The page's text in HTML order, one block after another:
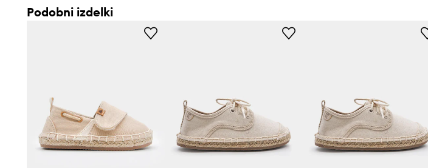
Podobni izdelki